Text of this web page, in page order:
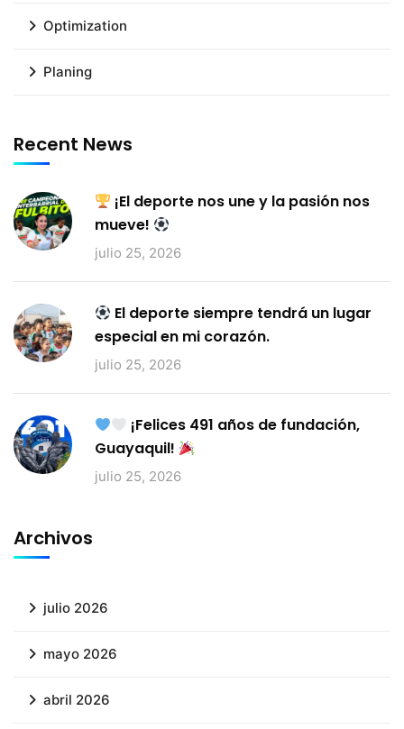
Optimization
Planing
Recent News
¡El deporte nos une y la pasión nos
mueve!
julio 25, 2026
El deporte siempre tendrá un lugar
especial en mi corazón.
julio 25, 2026
¡Felices 491 años de fundación,
Guayaquil!
julio 25, 2026
Archivos
julio 2026
mayo 2026
abril 2026